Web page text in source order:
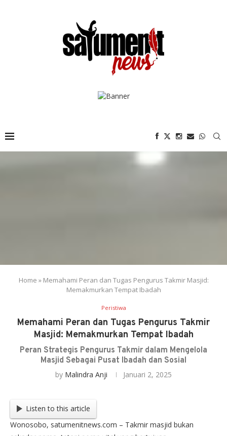
Home » Memahami Peran dan Tugas Pengurus Takmir Masjid:
Memakmurkan Tempat Ibadah
Peristiwa
Memahami Peran dan Tugas Pengurus Takmir
Masjid: Memakmurkan Tempat Ibadah
Peran Strategis Pengurus Takmir dalam Mengelola
Masjid Sebagai Pusat Ibadah dan Sosial
by Malindra Anji Januari 2, 2025
Listen to this article
Wonosobo, satumenitnews.com – Takmir masjid bukan